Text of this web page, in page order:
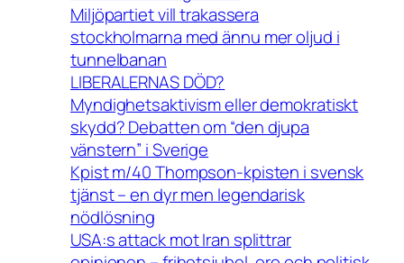
Miljöpartiet vill trakassera
stockholmarna med ännu mer oljud i
tunnelbanan
LIBERALERNAS DÖD?
Myndighetsaktivism eller demokratiskt
skydd? Debatten om “den djupa
vänstern” i Sverige
Kpist m/40 Thompson-kpisten i svensk
tjänst – en dyr men legendarisk
nödlösning
USA:s attack mot Iran splittrar